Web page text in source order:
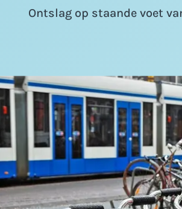
Ontslag op staande voet